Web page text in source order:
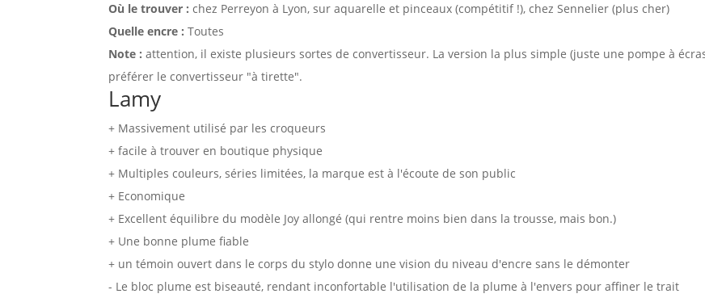
Où le trouver : chez Perreyon à Lyon, sur aquarelle et pinceaux (compétitif !), chez Sennelier (plus cher)
Quelle encre : Toutes
Note : attention, il existe plusieurs sortes de convertisseur. La version la plus simple (juste une pompe à
préférer le convertisseur "à tirette".
Lamy
+ Massivement utilisé par les croqueurs
+ facile à trouver en boutique physique
+ Multiples couleurs, séries limitées, la marque est à l'écoute de son public
+ Economique
+ Excellent équilibre du modèle Joy allongé (qui rentre moins bien dans la trousse, mais bon.)
+ Une bonne plume fiable
+ un témoin ouvert dans le corps du stylo donne une vision du niveau d'encre sans le démonter
- Le bloc plume est biseauté, rendant inconfortable l'utilisation de la plume à l'envers pour affiner le trait